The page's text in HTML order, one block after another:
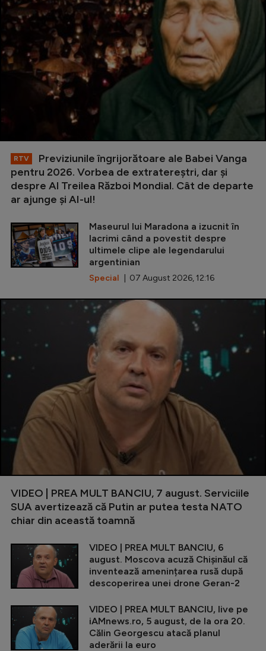
RTV
Previziunile îngrijorătoare ale Babei Vanga
pentru 2026. Vorbea de extratereștri, dar și
despre Al Treilea Război Mondial. Cât de departe
ar ajunge și AI-ul!
Maseurul lui Maradona a izucnit în
lacrimi când a povestit despre
ultimele clipe ale legendarului
argentinian
Special | 07 August 2026, 12:16
VIDEO | PREA MULT BANCIU, 7 august. Serviciile
SUA avertizează că Putin ar putea testa NATO
chiar din această toamnă
VIDEO | PREA MULT BANCIU, 6
august. Moscova acuză Chișinăul că
inventează amenințarea rusă după
descoperirea unei drone Geran-2
VIDEO | PREA MULT BANCIU, live pe
iAMnews.ro, 5 august, de la ora 20.
Călin Georgescu atacă planul
aderării la euro